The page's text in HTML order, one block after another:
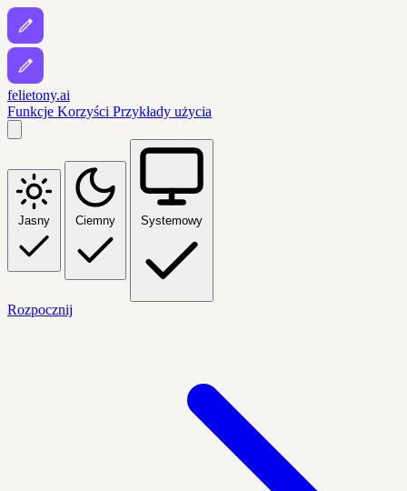
felietony.ai
Funkcje Korzyści Przykłady użycia
Jasny Ciemny Systemowy
Rozpocznij